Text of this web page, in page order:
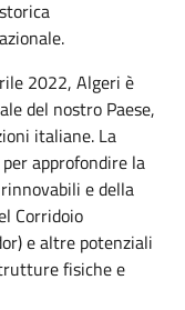
2022, Algeri è
del nostro Paese,
italiane. La
approfondire la
e della
Corridoio
e altre potenziali
fisiche e